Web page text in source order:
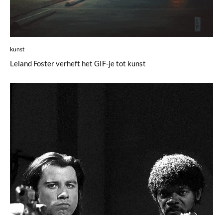
kunst
Leland Foster verheft het GIF-je tot kunst